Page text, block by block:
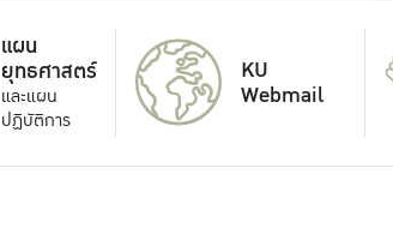
แผน
ยุทธศาสตร์
และแผน
ปฏิบัติการ
KU
Webmail